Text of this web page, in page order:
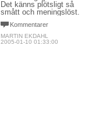
Det känns plötsligt så
smått och meningslöst.
Kommentarer
MARTIN EKDAHL
2005-01-10 01:33:00